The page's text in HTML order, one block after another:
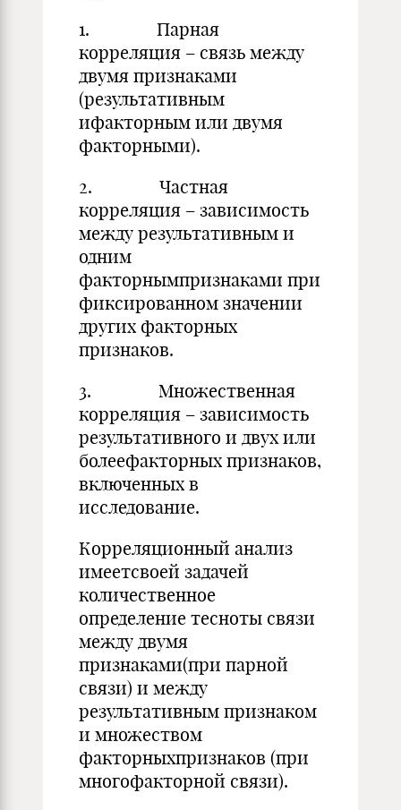
1. Парная
корреляция – связь между
двумя признаками
(результативным
ифакторным или двумя
факторными).
2. Частная
корреляция – зависимость
между результативным и
одним
факторнымпризнаками при
фиксированном значении
других факторных
признаков.
3. Множественная
корреляция – зависимость
результативного и двух или
болеефакторных признаков,
включенных в
исследование.
Корреляционный анализ
имеетсвоей задачей
количественное
определение тесноты связи
между двумя
признаками(при парной
связи) и между
результативным признаком
и множеством
факторныхпризнаков (при
многофакторной связи).